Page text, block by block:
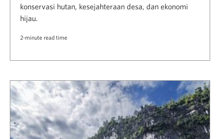
konservasi hutan, kesejahteraan desa, dan ekonomi
hijau.
2-minute read time